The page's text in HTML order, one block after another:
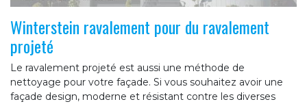
Winterstein ravalement pour du ravalement
projeté
Le ravalement projeté est aussi une méthode de
nettoyage pour votre façade. Si vous souhaitez avoir une
façade design, moderne et résistant contre les diverses